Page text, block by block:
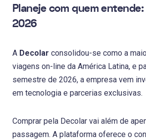
Planeje com quem
2026
A Decolar consolidou-se como a
viagens on-line da América Latina, e
semestre de 2026, a empresa vem
em tecnologia e parcerias exclusivas.
Comprar pela Decolar vai além de
passagem. A plataforma oferece o